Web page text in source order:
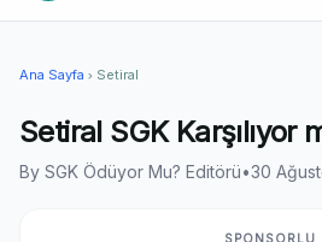
Ana Sayfa chevron_right Setiral
Setiral SGK Karşılıyor
By SGK Ödüyor Mu? Editörü•30
SPONSORLU